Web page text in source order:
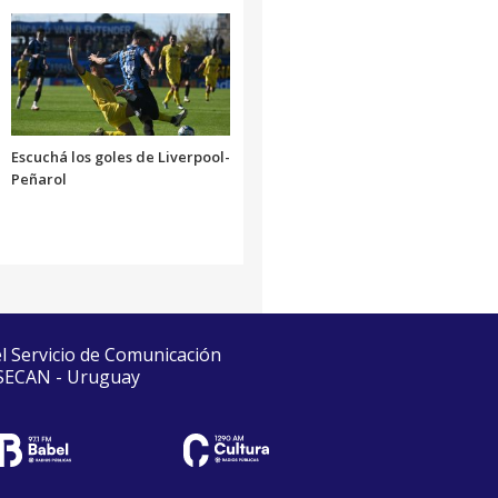
Escuchá los goles de Liverpool-
Peñarol
de Comunicación
- Uruguay